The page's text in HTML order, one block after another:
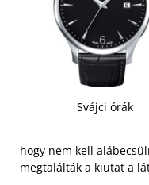
Svájci órák
hogy nem kell
megtalálták a kiutat a